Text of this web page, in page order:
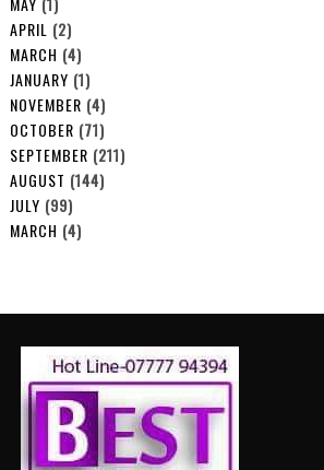
APRIL (2)
MARCH (4)
JANUARY (1)
NOVEMBER (4)
OCTOBER (71)
SEPTEMBER (211)
AUGUST (144)
JULY (99)
MARCH (4)